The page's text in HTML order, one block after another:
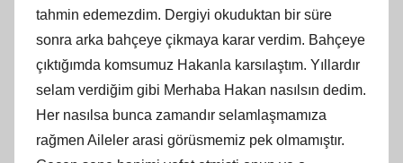
tahmin edemezdim. Dergiyi okuduktan bir süre
sonra arka bahçeye çikmaya karar verdim. Bahçeye
çıktığımda komsumuz Hakanla karsılaştım. Yıllardır
selam verdiğim gibi Merhaba Hakan nasılsın dedim.
Her nasılsa bunca zamandır selamlaşmamıza
rağmen Aileler arasi görüsmemiz pek olmamıştır.